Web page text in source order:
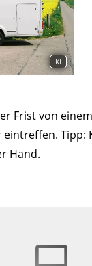
KI
Frist von
Tipp:
Hand.